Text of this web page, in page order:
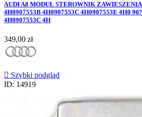
AUDI A8 MODUŁ STEROWNIK ZAWIESZENIA
4H0907553B 4H0907553C 4H0907553E 4H0
4H0907553C 4H
Cena
349,00 zł
 Szybki podgląd
ID: 14919